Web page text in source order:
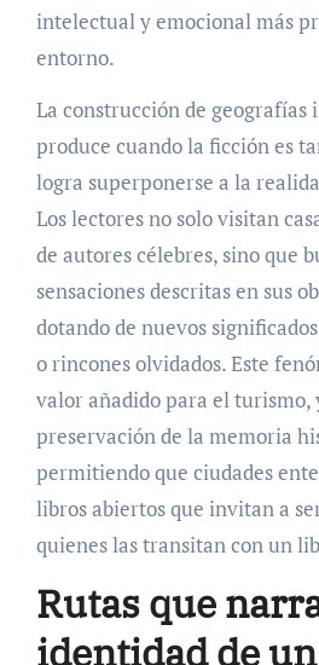
intelectual y emocional más
entorno.
La construcción de geografías
produce cuando la ficción es
logra superponerse a la
Los lectores no solo visitan
de autores célebres, sino que
sensaciones descritas en sus
dotando de nuevos
o rincones olvidados. Este
valor añadido para el turismo,
preservación de la memoria
permitiendo que ciudades
libros abiertos que invitan a
quienes las transitan con un
Rutas que
identidad de